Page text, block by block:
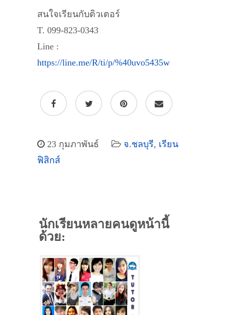
สนใจเรียนกับติวเตอร์
T. 099-823-0343
Line :
https://line.me/R/ti/p/%40uvo5435w
23 กุมภาพันธ์ จ.ชลบุรี, เรียน
ฟิสิกส์
นักเรียนหลายคนดูหน้านี้
ด้วย: